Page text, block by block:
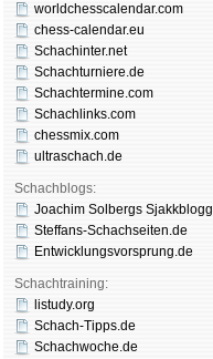
worldchesscalendar.com
chess-calendar.eu
Schachinter.net
Schachturniere.de
Schachtermine.com
Schachlinks.com
chessmix.com
ultraschach.de
Schachblogs:
Joachim Solbergs Sjakkblogg
Steffans-Schachseiten.de
Entwicklungsvorsprung.de
Schachtraining:
listudy.org
Schach-Tipps.de
Schachwoche.de